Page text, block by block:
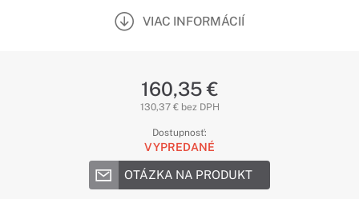
VIAC INFORMÁCIÍ
160,35 €
130,37 € bez DPH
Dostupnosť:
VYPREDANÉ
OTÁZKA NA PRODUKT